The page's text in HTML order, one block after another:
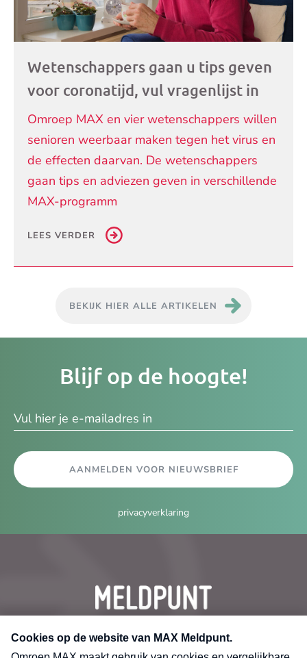
Wetenschappers gaan u tips geven
voor coronatijd, vul vragenlijst in
Omroep MAX en vier wetenschappers willen
senioren weerbaar maken tegen het virus en
de effecten daarvan. De wetenschappers
gaan tips en adviezen geven in verschillende
MAX-programm
LEES VERDER
BEKIJK HIER ALLE ARTIKELEN
Blijf op de hoogte!
AANMELDEN VOOR NIEUWSBRIEF
privacyverklaring